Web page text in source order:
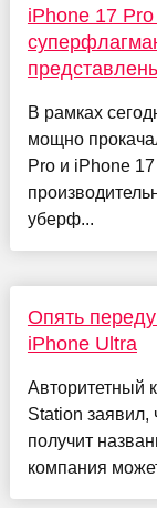
iPhone 17
В рамках
мощно
Pro и iPhone
уберф...
Опять
iPhone Ultra
Авторитетный
Station
получит
компания